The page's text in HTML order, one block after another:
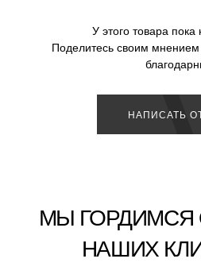
У этого товара пока
Поделитесь своим
НАПИСАТЬ
МЫ
НАШИХ